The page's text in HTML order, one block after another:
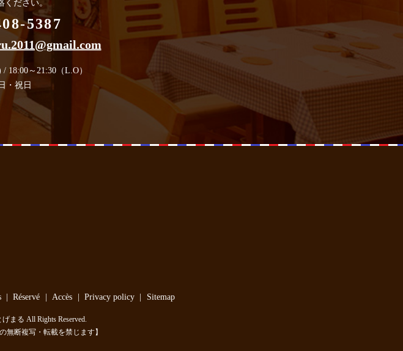
ください。
5387
18:00～21:30（L.O）
・祝日
Réservé Accès Privacy policy Sitemap
まる All Rights Reserved.
無断複写・転載を禁じます】